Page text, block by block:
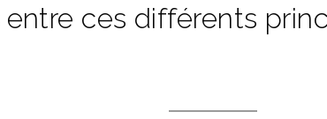
entre ces différents